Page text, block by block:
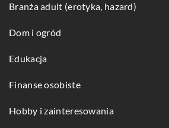
Branża adult (erotyka, hazard)
Dom i ogród
Edukacja
Finanse osobiste
Hobby i zainteresowania